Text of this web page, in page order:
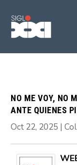
NO ME VOY, NO
ANTE QUIENES
Oct 22, 2025 |